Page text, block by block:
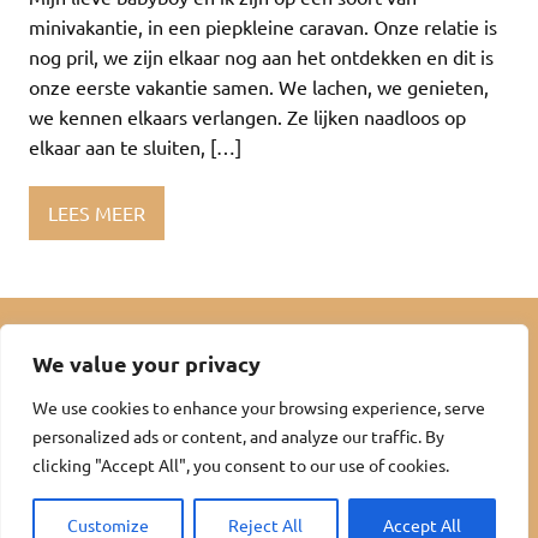
We value your privacy
We use cookies to enhance your browsing experience, serve
personalized ads or content, and analyze our traffic. By
clicking "Accept All", you consent to our use of cookies.
Customize Reject All Accept All
minivakantie, in een piepkleine caravan. Onze relatie is
nog pril, we zijn elkaar nog aan het ontdekken en dit is
onze eerste vakantie samen. We lachen, we genieten,
we kennen elkaars verlangen. Ze lijken naadloos op
elkaar aan te sluiten, […]
LEES MEER
© MommyDOM 2025
Insert Internetuitgeverij